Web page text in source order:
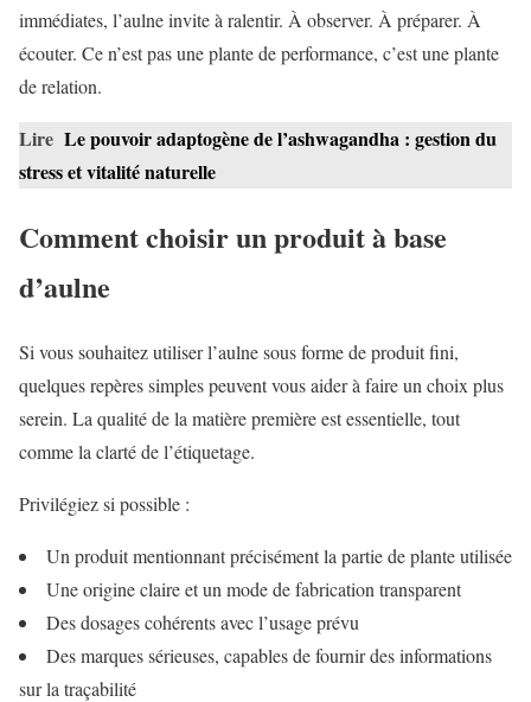
immédiates, l’aulne invite à ralentir. À observer. À préparer. À
écouter. Ce n’est pas une plante de performance, c’est une plante
de relation.
Lire Le pouvoir adaptogène de l’ashwagandha : gestion du
stress et vitalité naturelle
Comment choisir un produit à base
d’aulne
Si vous souhaitez utiliser l’aulne sous forme de produit fini,
quelques repères simples peuvent vous aider à faire un choix plus
serein. La qualité de la matière première est essentielle, tout
comme la clarté de l’étiquetage.
Privilégiez si possible :
Un produit mentionnant précisément la partie de plante utilisée
Une origine claire et un mode de fabrication transparent
Des dosages cohérents avec l’usage prévu
Des marques sérieuses, capables de fournir des informations
sur la traçabilité